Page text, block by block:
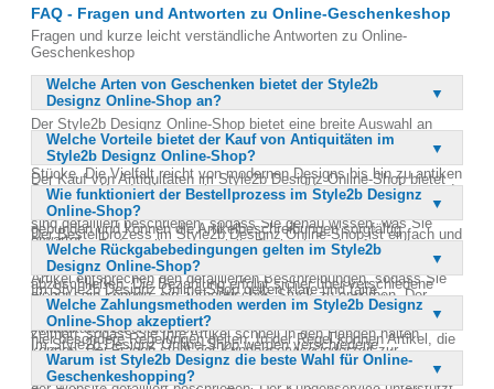
FAQ - Fragen und Antworten zu Online-Geschenkeshop
Fragen und kurze leicht verständliche Antworten zu Online-
Geschenkeshop
Welche Arten von Geschenken bietet der Style2b
Designz Online-Shop an?
Der Style2b Designz Online-Shop bietet eine breite Auswahl an
Geschenken für jeden Anlass. Ob Weihnachten, Geburtstage oder
Ostern, hier finden Sie einzigartige Geschenkartikel und dekorative
Stücke. Die Vielfalt reicht von modernen Designs bis hin zu antiken
Schätzen. Kunden können bequem von zu Hause aus stöbern und
bestellen, ohne an Öffnungszeiten gebunden zu sein. Die Artikel
sind detailliert beschrieben, sodass Sie genau wissen, was Sie
erwartet.
Welche Vorteile bietet der Kauf von Antiquitäten im
Style2b Designz Online-Shop?
Der Kauf von Antiquitäten im Style2b Designz Online-Shop bietet
den Vorteil, dass Sie in Ruhe und ohne Zeitdruck stöbern können.
Sie sind nicht an die Öffnungszeiten eines physischen Ladens
gebunden und können die Artikelbeschreibungen sorgfältig
studieren. Zudem gibt es spezielle Rückgaberechte für antike
Gegenstände, die Ihnen zusätzliche Sicherheit bieten. Die meisten
Artikel entsprechen den detaillierten Beschreibungen, sodass Sie
sicher sein können, ein authentisches Stück zu erwerben. Der
Online-Shop bietet eine bequeme Möglichkeit, seltene und wertvolle
Antiquitäten zu entdecken.
Wie funktioniert der Bestellprozess im Style2b Designz
Online-Shop?
Der Bestellprozess im Style2b Designz Online-Shop ist einfach und
benutzerfreundlich gestaltet. Kunden können die gewünschten
Artikel in den Warenkorb legen und zur Kasse gehen, um den Kauf
abzuschließen. Die Bezahlung erfolgt sicher über verschiedene
Zahlungsmethoden. Nach der Bestellung erhalten Sie eine
Bestätigung per E-Mail mit allen Details. Der Versand erfolgt
zeitnah, sodass Sie Ihre Artikel schnell in den Händen halten
können. Bei Fragen steht der Kundenservice jederzeit zur
Verfügung.
Welche Rückgabebedingungen gelten im Style2b
Designz Online-Shop?
Im Style2b Designz Online-Shop gelten klare und faire
Rückgabebedingungen. Kunden sollten sich vor dem Kauf die
Rückgaberechte durchlesen, insbesondere bei antiken Artikeln, da
hier besondere Regelungen gelten. In der Regel können Artikel, die
nicht den Erwartungen entsprechen, innerhalb einer bestimmten
Frist zurückgegeben werden. Die genauen Bedingungen sind auf
Welche Zahlungsmethoden werden im Style2b Designz
Online-Shop akzeptiert?
Im Style2b Designz Online-Shop werden verschiedene
Zahlungsmethoden akzeptiert, um den Einkauf so bequem wie
möglich zu gestalten. Kunden können zwischen Kreditkarte,
Warum ist Style2b Designz die beste Wahl für Online-
Geschenkeshopping?